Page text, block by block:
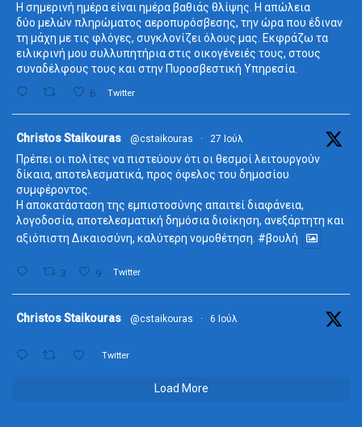
Η σημερινή ημέρα είναι ημέρα βαθιάς θλίψης. Η απώλεια
δύο μελών πληρώματος αεροπυρόσβεσης, την ώρα που έδιναν
τη μάχη με τις φλόγες, συγκλονίζει όλους μας. Εκφράζω τα
ειλικρινή μου συλλυπητήρια στις οικογένειές τους, στους
συναδέλφους τους και στην Πυροσβεστική Υπηρεσία.
6 Twitter
Christos Staikouras @cstaikouras · 27 Ιούλ
Πρέπει οι πολίτες να πιστεύουν ότι οι θεσμοί λειτουργούν
δίκαια, αποτελεσματικά, προς όφελος του δημοσίου
συμφέροντος.
Η αποκατάσταση της εμπιστοσύνης απαιτεί διαφάνεια,
λογοδοσία, αποτελεσματική δημόσια διοίκηση, ανεξάρτητη και
αξιόπιστη Δικαιοσύνη, καλύτερη νομοθέτηση. #βουλή
3 9 Twitter
Christos Staikouras @cstaikouras · 6 Ιούλ
Twitter
Load More